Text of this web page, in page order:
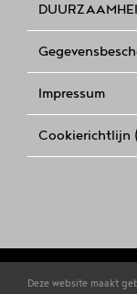
Impressum
Cookierichtlijn
Deze website maakt